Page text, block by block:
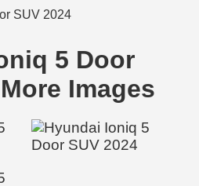
5 Door
Images